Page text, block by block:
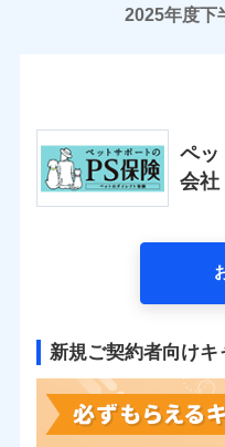
2025年度下
ペッ
会社
新規ご契約者向けキ